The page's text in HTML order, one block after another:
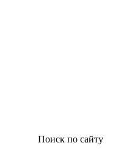
Поиск по сайту